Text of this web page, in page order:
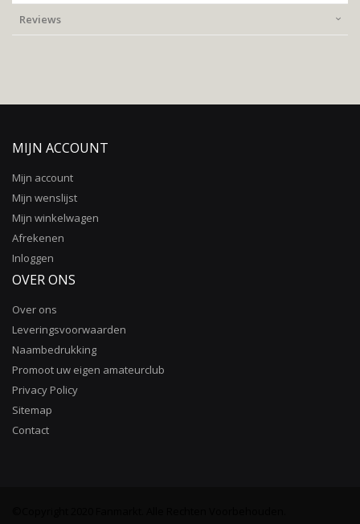
Reviews
MIJN ACCOUNT
Mijn account
Mijn wenslijst
Mijn winkelwagen
Afrekenen
Inloggen
OVER ONS
Over ons
Leveringsvoorwaarden
Naambedrukking
Promoot uw eigen amateurclub
Privacy Policy
Sitemap
Contact